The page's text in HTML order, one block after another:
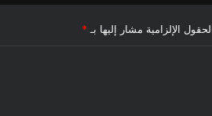
الإلزامية مشار إليها بـ *